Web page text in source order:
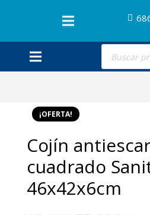
Búsqueda
productos
¡OFERTA!
Cojín
cuadrado
46x42x6cm